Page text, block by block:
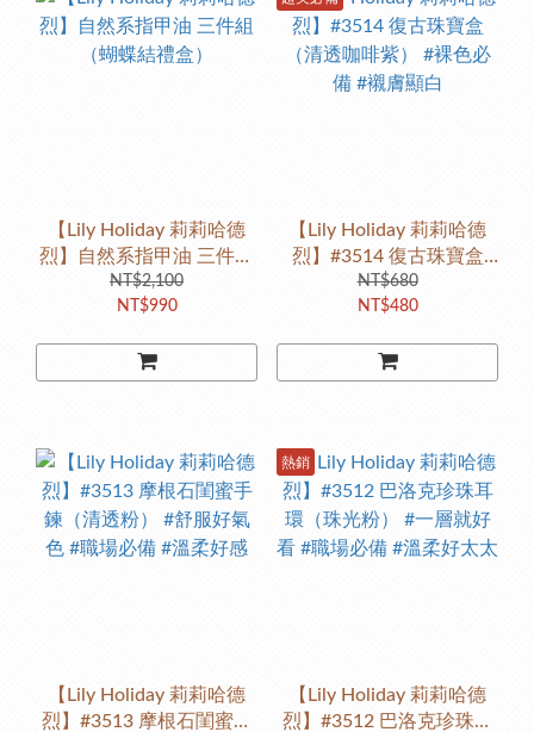
【Lily Holiday 莉莉哈德
烈】自然系指甲油 三件組
（蝴蝶結禮盒）
NT$2,100
NT$990
【Lily Holiday 莉莉哈德
烈】#3514 復古珠寶盒
（清透咖啡紫） #裸色必
備 #襯膚顯白
NT$680
NT$480
【Lily Holiday 莉莉哈德
烈】#3513 摩根石閨蜜手
熱銷
【Lily Holiday 莉莉哈德
烈】#3512 巴洛克珍珠耳